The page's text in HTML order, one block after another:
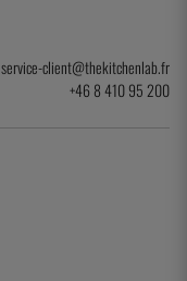
service-client@thekitchenlab.fr
+46 8 410 95 200